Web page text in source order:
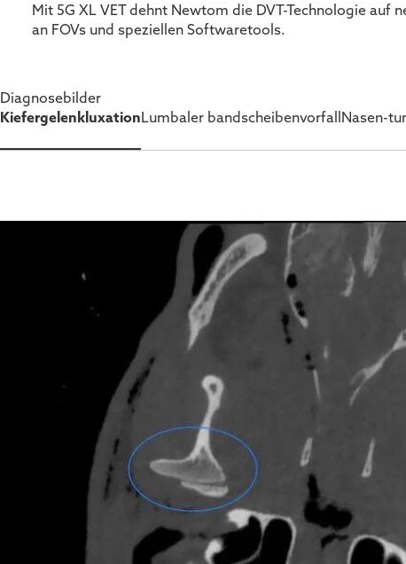
Mit 5G XL VET dehnt Newtom die DVT-Technologie
an FOVs und speziellen Softwaretools.
Diagnosebilder
KiefergelenkluxationLumbaler bandscheibenvorfallNasen-